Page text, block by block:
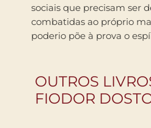
sociais que precisam ser
combatidas ao próprio
poderio põe à prova o
OUTROS
FIODOR